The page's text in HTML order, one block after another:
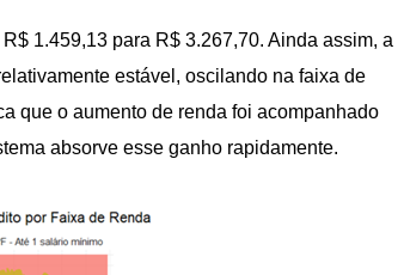
1.459,13 para R$ 3.267,70. Ainda assim, a
estável, oscilando na faixa de
que o aumento de renda foi acompanhado
absorve esse ganho rapidamente.